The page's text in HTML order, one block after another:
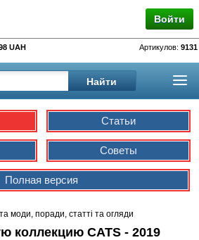
Войти
UAH Артикулов: 9131
Статьи
Советы
Полная версия
моди, поради, статті та огляди
коллекцию CATS - 2019